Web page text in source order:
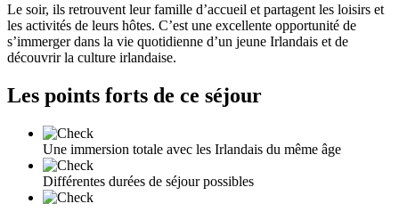
Le soir, ils retrouvent leur famille d’accueil et partagent les loisirs et
les activités de leurs hôtes. C’est une excellente opportunité de
s’immerger dans la vie quotidienne d’un jeune Irlandais et de
découvrir la culture irlandaise.
Les points forts de ce séjour
Une immersion totale avec les Irlandais du même âge
Différentes durées de séjour possibles